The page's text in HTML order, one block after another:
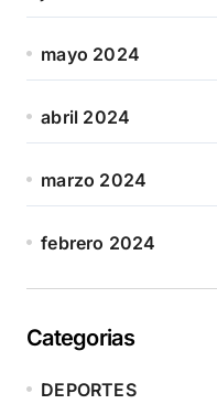
mayo 2024
abril 2024
marzo 2024
febrero 2024
Categorias
DEPORTES